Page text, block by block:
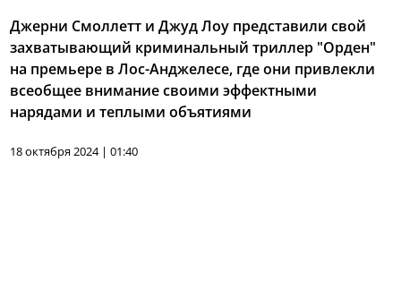
Джерни Смоллетт и Джуд Лоу представили свой
захватывающий криминальный триллер "Орден"
на премьере в Лос-Анджелесе, где они привлекли
всеобщее внимание своими эффектными
нарядами и теплыми объятиями
18 октября 2024 | 01:40